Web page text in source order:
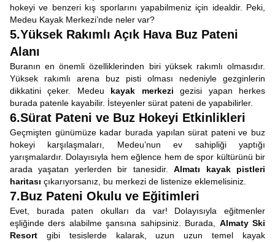
hokeyi ve benzeri kış sporlarını yapabilmeniz için idealdir. Peki,
Medeu Kayak Merkezi’nde neler var?
5.Yüksek Rakımlı Açık Hava Buz Pateni
Alanı
Buranın en önemli özelliklerinden biri yüksek rakımlı olmasıdır.
Yüksek rakımlı arena buz pisti olması nedeniyle gezginlerin
dikkatini çeker. Medeu kayak merkezigezisi yapan herkes
burada patenle kayabilir. İsteyenler sürat pateni de yapabilirler.
6.Sürat Pateni ve Buz Hokeyi Etkinlikleri
Geçmişten günümüze kadar burada yapılan sürat pateni ve buz
hokeyi karşılaşmaları, Medeu’nun ev sahipliği yaptığı
yarışmalardır. Dolayısıyla hem eğlence hem de spor kültürünü bir
arada yaşatan yerlerden bir tanesidir.Almatı kayak pistleri
haritası çıkarıyorsanız, bu merkezi de listenize eklemelisiniz.
7.Buz Pateni Okulu ve Eğitimleri
Evet, burada paten okulları da var! Dolayısıyla eğitmenler
eşliğinde ders alabilme şansına sahipsiniz. Burada, Almaty Ski
Resort gibi tesislerde kalarak, uzun uzun temel kayak